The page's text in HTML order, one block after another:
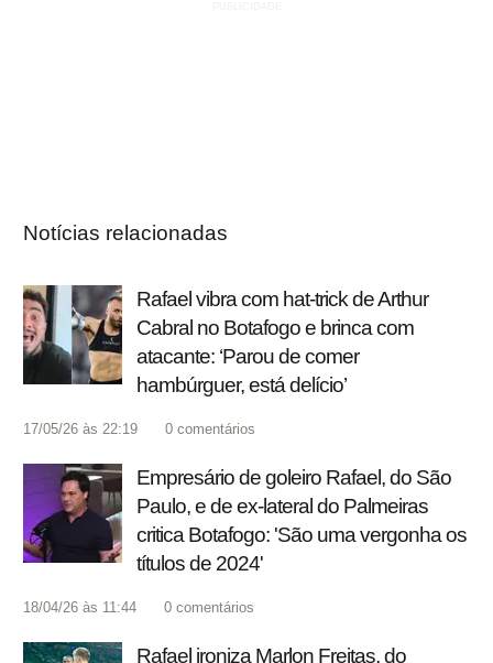
Notícias relacionadas
Rafael vibra com hat-trick de Arthur
Cabral no Botafogo e brinca com
atacante: ‘Parou de comer
hambúrguer, está delício’
17/05/26 às 22:19 0 comentários
Empresário de goleiro Rafael, do São
Paulo, e de ex-lateral do Palmeiras
critica Botafogo: 'São uma vergonha os
títulos de 2024'
18/04/26 às 11:44 0 comentários
Rafael ironiza Marlon Freitas, do